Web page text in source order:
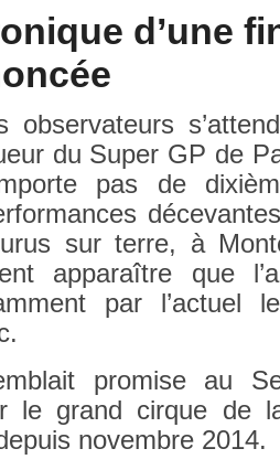
d’une
ob­ser­vateurs
du Super GP de
pas de
sur terre, à
ap­paraître que
par l’ac­tuel
pro­m­ise au
le grand cir­que de
novembre 2014.